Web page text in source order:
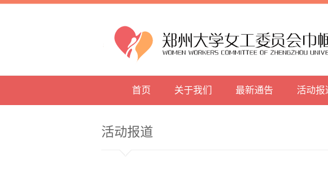
首页 关于我们 最新通告 活动报
活动报道